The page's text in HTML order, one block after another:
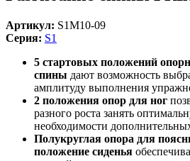
Артикул: S1M10-09
Серия: S1
5 cтартовых положений
спины дают возможность
амплитуду выполнения
2 положения опор для ног
разного роста занять
необходимости
Полукруглая опора для
положение сиденья